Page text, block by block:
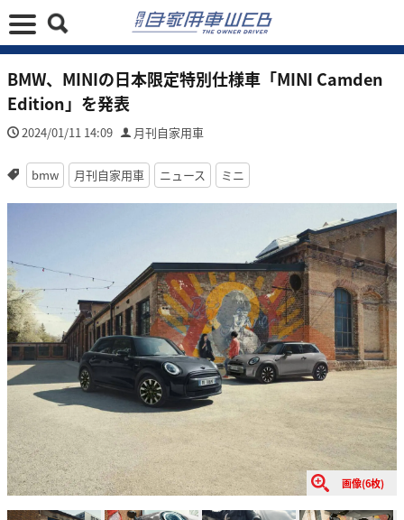
BMW、MINIの日本限定特別仕様車「MINI Camden
Edition」を発表
2024/01/11 14:09 月刊自家用車
bmw 月刊自家用車 ニュース ミニ
画像(6枚)